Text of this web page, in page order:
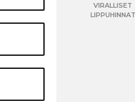
VIRALLISET
LIPPUHINNAT